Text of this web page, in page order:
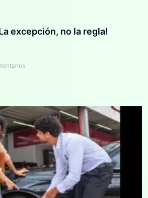
excepción, no la regla!